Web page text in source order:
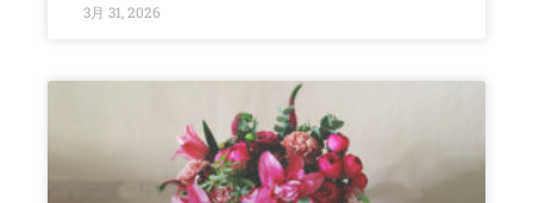
3月 31, 2026